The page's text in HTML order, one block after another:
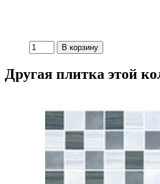
Другая плитка этой